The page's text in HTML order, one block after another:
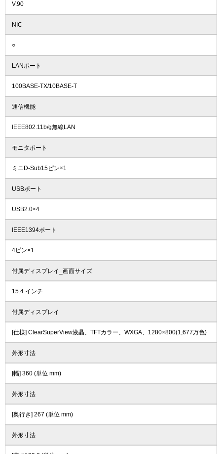
V.90
NIC
○
LANポート
100BASE-TX/10BASE-T
通信機能
IEEE802.11b/g無線LAN
モニタポート
ミニD-Sub15ピン×1
USBポート
USB2.0×4
IEEE1394ポート
4ピン×1
付属ディスプレイ_画面サイズ
15.4 インチ
付属ディスプレイ
[仕様] ClearSuperView液晶、TFTカラー、WXGA、1280×800(1,677万色)
外形寸法
[幅] 360 (単位 mm)
外形寸法
[奥行き] 267 (単位 mm)
外形寸法